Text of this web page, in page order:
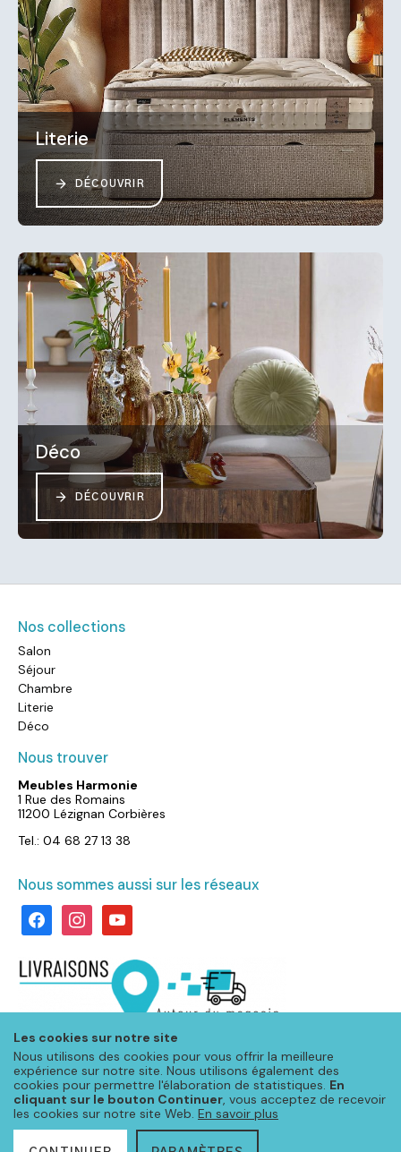
Les cookies sur notre site
Nous utilisons des cookies pour vous offrir la meilleure
expérience sur notre site. Nous utilisons également des
cookies pour permettre l'élaboration de statistiques. En
cliquant sur le bouton Continuer, vous acceptez de recevoir
les cookies sur notre site Web. En savoir plus
Literie
DÉCOUVRIR
Déco
DÉCOUVRIR
Nos collections
Salon
Séjour
Chambre
Literie
Déco
Nous trouver
Meubles Harmonie
1 Rue des Romains
11200 Lézignan Corbières
Tel.: 04 68 27 13 38
Nous sommes aussi sur les réseaux
facebookinstagramyoutube